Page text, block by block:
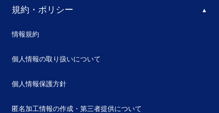
規約・ポリシー
情報規約
個人情報の取り扱いについて
個人情報保護方針
匿名加工情報の作成・第三者提供について